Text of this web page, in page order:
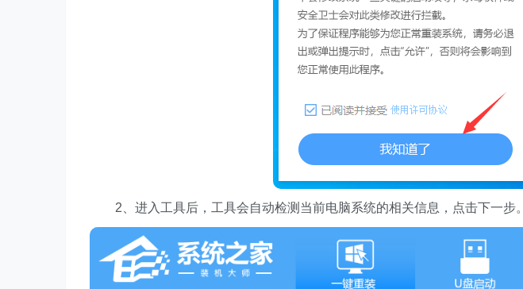
2、进入工具后，工具会自动检测当前电脑系统的相关信息，点击下一步。